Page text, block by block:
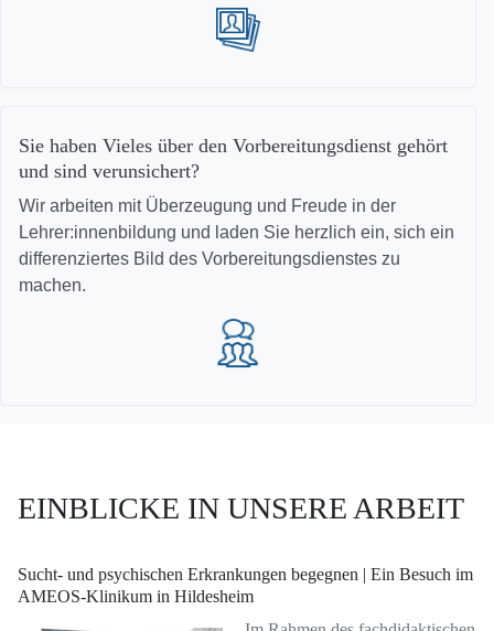
Sie haben Vieles über den Vorbereitungsdienst gehört
und sind verunsichert?
Wir arbeiten mit Überzeugung und Freude in der
Lehrer:innenbildung und laden Sie herzlich ein, sich ein
differenziertes Bild des Vorbereitungsdienstes zu
machen.
EINBLICKE IN UNSERE ARBEIT
Sucht- und psychischen Erkrankungen begegnen | Ein Besuch im
AMEOS-Klinikum in Hildesheim